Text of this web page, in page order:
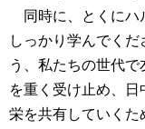
同時に、とくにハ
しっかり学んでく
う、私たちの世代
を重く受け止め、
栄を共有していくた